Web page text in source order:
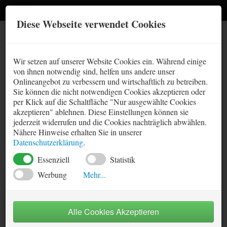
Diese Webseite verwendet Cookies
Wir setzen auf unserer Website Cookies ein. Während einige
von ihnen notwendig sind, helfen uns andere unser
Onlineangebot zu verbessern und wirtschaftlich zu betreiben.
Sie können die nicht notwendigen Cookies akzeptieren oder
per Klick auf die Schaltfläche "Nur ausgewählte Cookies
akzeptieren" ablehnen. Diese Einstellungen können sie
jederzeit widerrufen und die Cookies nachträglich abwählen.
Nähere Hinweise erhalten Sie in unserer
Datenschutzerklärung.
Essenziell
Statistik
Werbung
Mehr...
Essenzielle-Cookies ermöglichen grundlegende Funktionen
und sind für die einwandfreie Funktion der Website
Statistik-Cookies helfen zu verstehen, wie Besucher Webseiten
Alle Cookies Akzeptieren
Kontakt
Impressum
Links
Sitemap
Deutschland
1. Bundesliga
2. Bundesliga
International
England - Premier League
Spanien - Primera División
Prognose
Tabellen
Prognose Statistik
Spiel Prognose - Regional Liga Nordost
Diese Liga wird ab sofort nicht mehr unterstützt, da
keine frei zugänglichen Spieldaten verfügbar sind. Die